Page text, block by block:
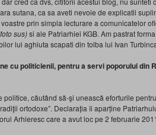
sutana, ca sa aveti nevoie de explicatii
prin simpla lecturare a comunicatelor
sus)si ale Patriarhiei KGB. Am pastrat
lui aghiuta scapati din tolba lui Ivan
cu politicienii, pentru a servi poporului din
politice, căutând să-şi unească eforturile
ortodoxe”. Declarația îi aparține
Arhieresc care a avut loc pe 2 februarie